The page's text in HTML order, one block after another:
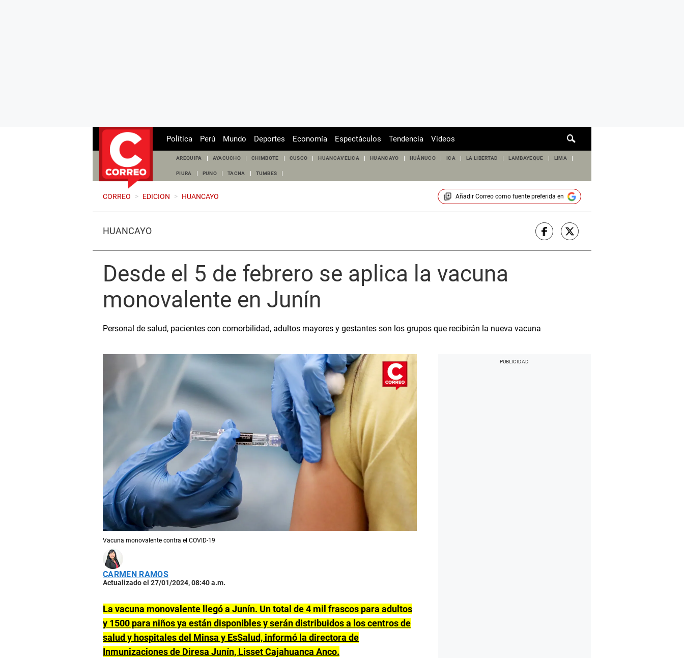
de
Política Perú Mundo Deportes Economía Espectáculos Tendencia Videos
AREQUIPA AYACUCHO CHIMBOTE CUSCO HUANCAVELICA HUANCAYO HUÁNUCO ICA LA LIBERTAD LAMBAYEQUE LIMA
PIURA PUNO TACNA TUMBES
CORREO > EDICION > HUANCAYO Añadir Correocomo fuente preferida en
HUANCAYO
Desde el 5 de febrero se aplica la vacuna
monovalente en Junín
Personal de salud, pacientes con comorbilidad, adultos mayores y gestantes son los grupos que recibirán la nueva vacuna
Vacuna monovalente contra el COVID-19
CARMEN RAMOS
Actualizado el 27/01/2024, 08:40 a.m.
La vacuna monovalente llegó a Junín. Un total de 4 mil frascos para adultos
y 1500 para niños ya están disponibles y serán distribuidos a los centros de
salud y hospitales del Minsa y EsSalud, informó la directora de
Inmunizaciones de Diresa Junín, Lisset Cajahuanca Anco.